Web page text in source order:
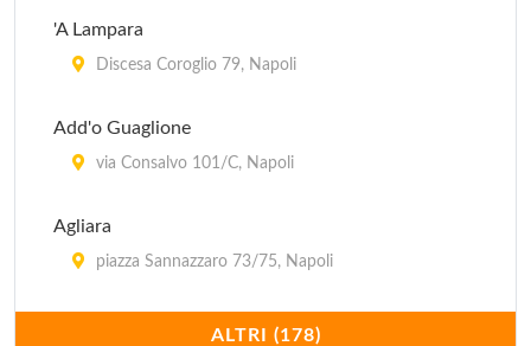
'A Lampara
Discesa Coroglio 79, Napoli
Add'o Guaglione
via Consalvo 101/C, Napoli
Agliara
piazza Sannazzaro 73/75, Napoli
ALTRI (178)